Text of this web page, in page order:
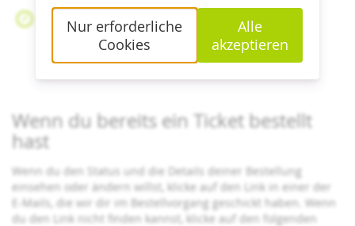
Sa, 25. Juli 2026
Beginn:09:30Uhr
18:00Uhr
Zum Kalender hinzufügen
Wenn du bereits ein Ticket bestellt
hast
Wenn du den Status und die Details deiner Bestellung
einsehen oder ändern willst, klicke auf den Link in einer der
E-Mails, die wir dir im Bestellvorgang geschickt haben. Wenn
du den Link nicht finden kannst, klicke auf den folgenden
Nur erforderliche
Cookies
Alle
akzeptieren